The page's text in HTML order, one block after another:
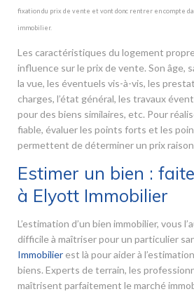
fixation du prix de vente et vont donc rentrer en compte
immobilier.
Les caractéristiques du logement
influence sur le prix de vente. Son âge,
la vue, les éventuels vis-à-vis, les
charges, l’état général, les travaux
pour des biens similaires, etc. Pour
fiable, évaluer les points forts et les
permettent de déterminer un prix
Estimer un bien :
à Elyott Immobilier
L’estimation d’un bien immobilier, vous
difficile à maîtriser pour un particulier
Immobilier est là pour aider à
biens. Experts de terrain, les
maîtrisent parfaitement le marché